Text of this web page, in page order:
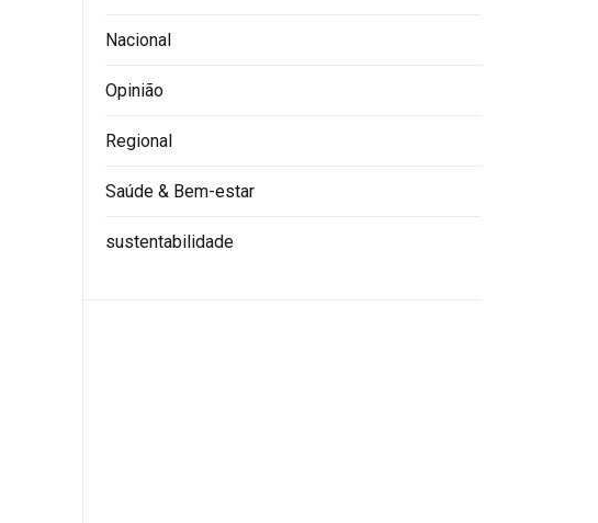
Nacional
Opinião
Regional
Saúde & Bem-estar
sustentabilidade